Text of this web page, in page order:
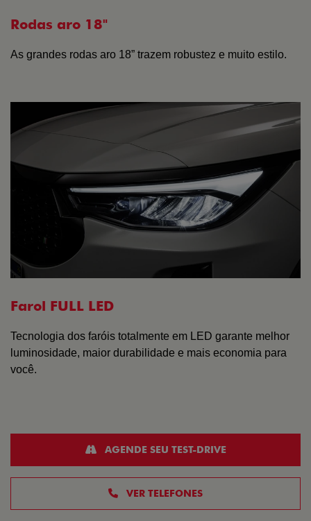
Rodas aro 18"
As grandes rodas aro 18” trazem robustez e muito estilo.
Farol FULL LED
Tecnologia dos faróis totalmente em LED garante melhor
luminosidade, maior durabilidade e mais economia para
você.
VER TELEFONES
AGENDE SEU TEST-DRIVE